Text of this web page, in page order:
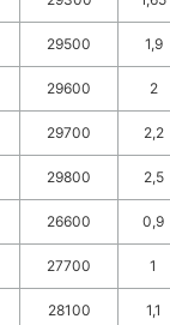
29500 1,9
29600 2
29700 2,2
29800 2,5
26600 0,9
27700 1
28100 1,1